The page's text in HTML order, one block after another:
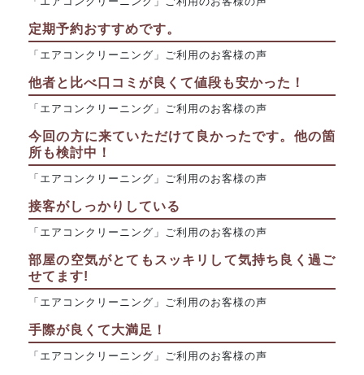
定期予約おすすめです。
「エアコンクリーニング」ご利用のお客様の声
他者と比べ口コミが良くて値段も安かった！
「エアコンクリーニング」ご利用のお客様の声
今回の方に来ていただけて良かったです。他の箇
所も検討中！
「エアコンクリーニング」ご利用のお客様の声
接客がしっかりしている
「エアコンクリーニング」ご利用のお客様の声
部屋の空気がとてもスッキリして気持ち良く過ご
せてます!
「エアコンクリーニング」ご利用のお客様の声
手際が良くて大満足！
「エアコンクリーニング」ご利用のお客様の声